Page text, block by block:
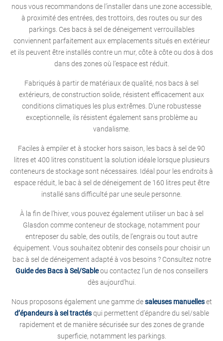
nous vous recommandons de l’installer dans une zone accessible,
à proximité des entrées, des trottoirs, des routes ou sur des
parkings. Ces bacs à sel de déneigement verrouillables
conviennent parfaitement aux emplacements situés en extérieur
et ils peuvent être installés contre un mur, côte à côte ou dos à dos
dans des zones où l’espace est réduit.
Fabriqués à partir de matériaux de qualité, nos bacs à sel
extérieurs, de construction solide, résistent efficacement aux
conditions climatiques les plus extrêmes. D’une robustesse
exceptionnelle, ils résistent également sans problème au
vandalisme.
Faciles à empiler et à stocker hors saison, les bacs à sel de 90
litres et 400 litres constituent la solution idéale lorsque plusieurs
conteneurs de stockage sont nécessaires. Idéal pour les endroits à
espace réduit, le bac à sel de déneigement de 160 litres peut être
installé sans difficulté par une seule personne.
À la fin de l’hiver, vous pouvez également utiliser un bac à sel
Glasdon comme conteneur de stockage, notamment pour
entreposer du sable, des outils, de l’engrais ou tout autre
équipement. Vous souhaitez obtenir des conseils pour choisir un
bac à sel de déneigement adapté à vos besoins ? Consultez notre
Guide des Bacs à Sel/Sableou contactez l’un de nos conseillers
dès aujourd’hui.
Nous proposons également une gamme desaleuses manuelleset
d’épandeurs à sel tractésqui permettent d’épandre du sel/sable
rapidement et de manière sécurisée sur des zones de grande
superficie, notamment les parkings.